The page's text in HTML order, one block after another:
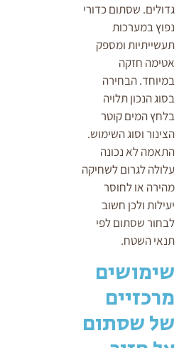
גדולים. שסתום כדורי
נפוץ במערכות
תעשייתיות ומספק
אטימה חזקה
במיוחד. הבחירה
בסוג הנכון תלויה
בלחץ המים קוטר
הצינור וסוג השימוש.
התאמה לא נכונה
עלולה לגרום לשחיקה
מהירה או לחוסר
יעילות ולכן חשוב
לבחור שסתום לפי
תנאי השטח.
שימושים
מרכזיים
של שסתום